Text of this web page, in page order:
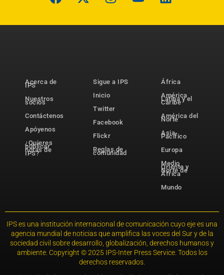
Acerca de
IPS
Nuestros
socios
Contáctenos
Apóyenos
¿Quieres
publicar
notas de
IPS?
Sigue a IPS
Inicio
Twitter
Facebook
Flickr
Reglas de
comunidad
África
América
Latina y el
Caribe
América del
Norte
Asia-
Pacífico
Europa
Medio
Oriente y
Norte de
África
Mundo
IPS es una institución internacional de comunicación cuyo eje es una
agencia mundial de noticias que amplifica las voces del Sur y de la
sociedad civil sobre desarrollo, globalización, derechos humanos y
ambiente. Copyright © 2025 IPS-Inter Press Service. Todos los
derechos reservados.